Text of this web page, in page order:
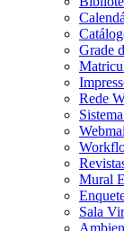
Grade
Rede
Mural
Sala